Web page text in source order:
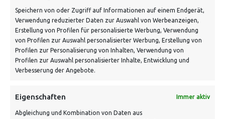
Speichern von oder Zugriff auf Informationen auf einem Endgerät,
Verwendung reduzierter Daten zur Auswahl von Werbeanzeigen,
Erstellung von Profilen für personalisierte Werbung, Verwendung
von Profilen zur Auswahl personalisierter Werbung, Erstellung von
Profilen zur Personalisierung von Inhalten, Verwendung von
Profilen zur Auswahl personalisierter Inhalte, Entwicklung und
Verbesserung der Angebote.
Eigenschaften Immer aktiv
Abgleichung und Kombination von Daten aus
VERSANDKOSTENHINWEIS: